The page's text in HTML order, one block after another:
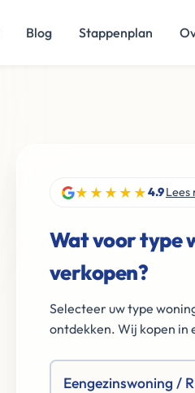
Blog Stappenplan
★★★★★4.9Lees
Wat voor type
verkopen?
Selecteer uw type
ontdekken. Wij kopen in
Eengezinswoning /